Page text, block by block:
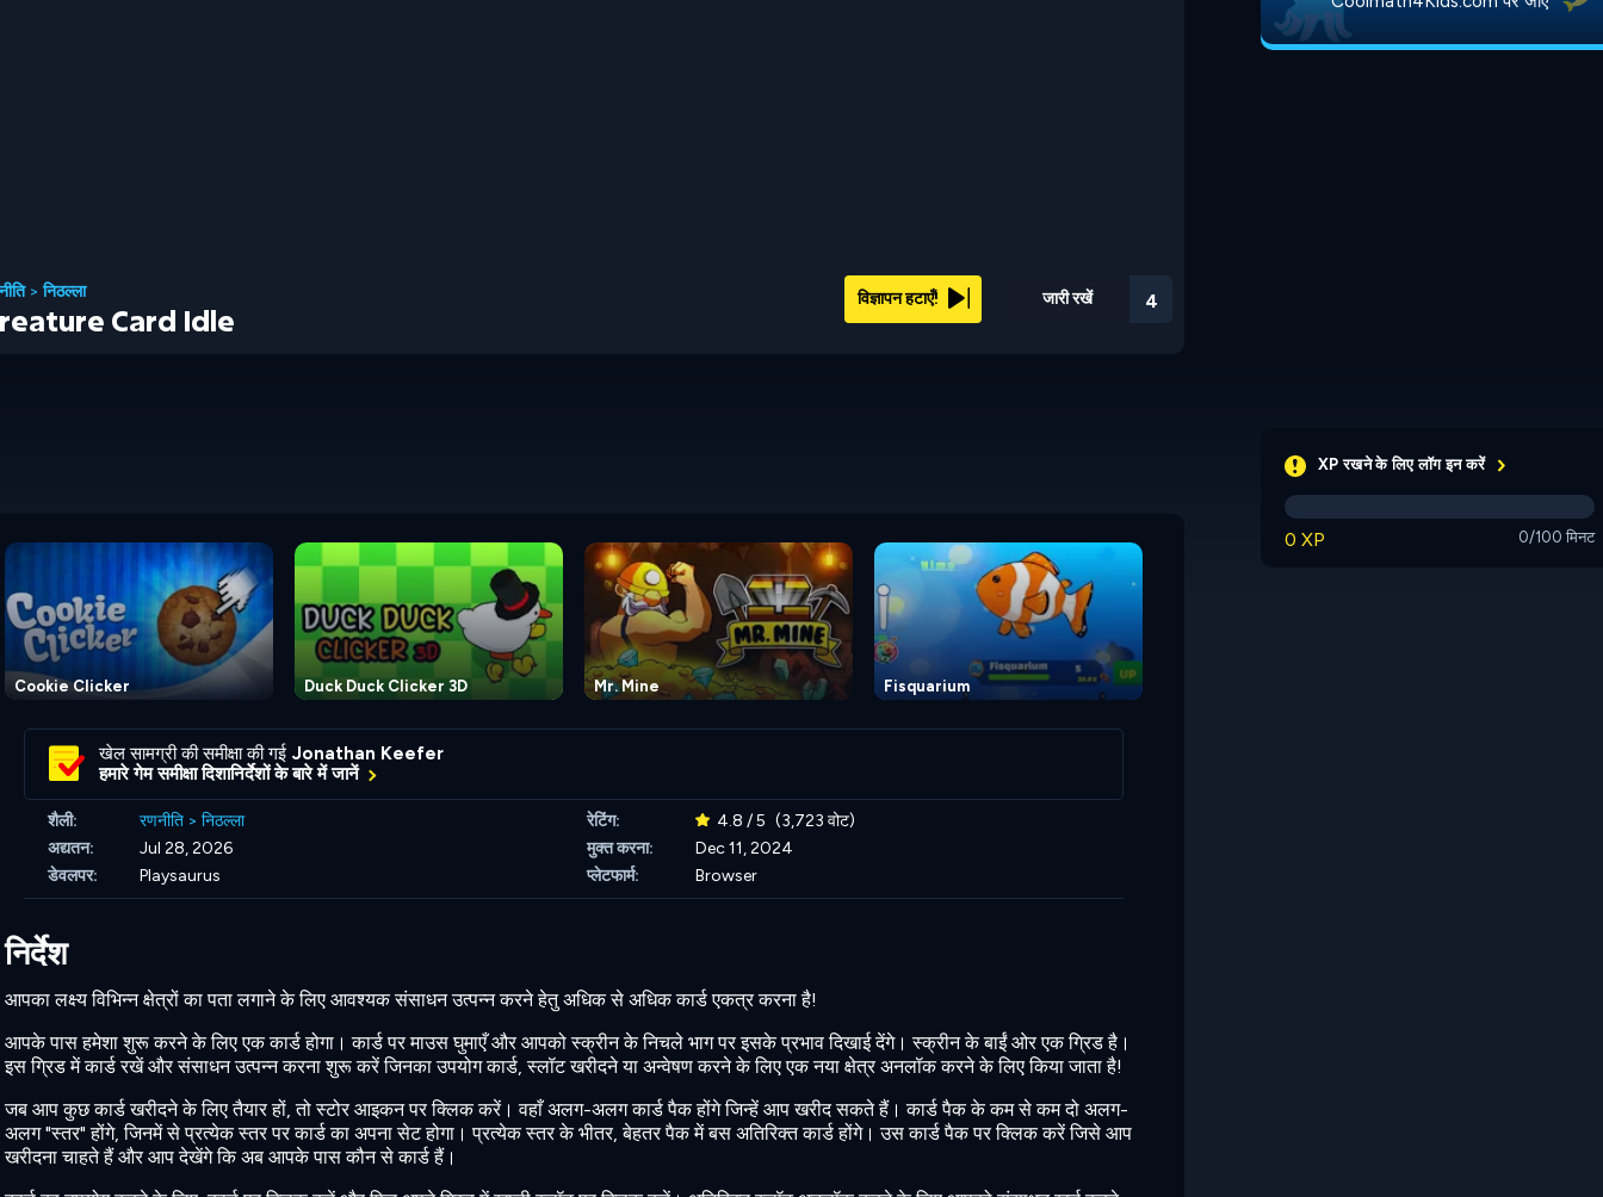
जारी रखें 3
विज्ञापन हटाएँ!
>निठल्ला
Card Idle
Cookie Clicker Duck Duck Clicker 3D Mr. Mine Fisquarium
Cell To Singularity: Mesozoic
खेल सामग्री की समीक्षा की गई Jonathan Keefer
हमारे गेम समीक्षा दिशानिर्देशों के बारे में जानें
शैली: रणनीति > निठल्ला रेटिंग: 4.8 / 5 (3,723 वोट)
अद्यतन:
Jul 28, 2026 मुक्त करना:
Dec 11, 2024
डेवलपर:
Playsaurus प्लेटफार्म: Browser
निर्देश
आपका लक्ष्य विभिन्न क्षेत्रों का पता लगाने के लिए आवश्यक संसाधन उत्पन्न करने हेतु अधिक से अधिक कार्ड एकत्र करना है!
आपके पास हमेशा शुरू करने के लिए एक कार्ड होगा। कार्ड पर माउस घुमाएँ और आपको स्क्रीन के निचले भाग पर इसके प्रभाव दिखाई देंगे। स्क्रीन के बाईं ओर एक ग्रिड है।
इस ग्रिड में कार्ड रखें और संसाधन उत्पन्न करना शुरू करें जिनका उपयोग कार्ड, स्लॉट खरीदने या अन्वेषण करने के लिए एक नया क्षेत्र अनलॉक करने के लिए किया जाता है!
जब आप कुछ कार्ड खरीदने के लिए तैयार हों, तो स्टोर आइकन पर क्लिक करें। वहाँ अलग-अलग कार्ड पैक होंगे जिन्हें आप खरीद सकते हैं। कार्ड पैक के कम से कम दो अलग-
अलग "स्तर" होंगे, जिनमें से प्रत्येक स्तर पर कार्ड का अपना सेट होगा। प्रत्येक स्तर के भीतर, बेहतर पैक में बस अतिरिक्त कार्ड होंगे। उस कार्ड पैक पर क्लिक करें जिसे आप
खरीदना चाहते हैं और आप देखेंगे कि अब आपके पास कौन से कार्ड हैं।
XP रखने के लिए लॉग इन करें
0 XP 0/100 मिनट